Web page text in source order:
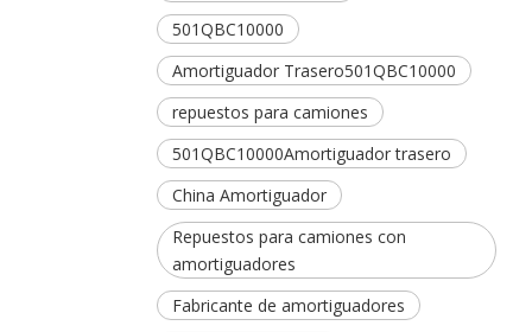
501QBC10000
Amortiguador Trasero501QBC10000
repuestos para camiones
501QBC10000Amortiguador trasero
China Amortiguador
Repuestos para camiones con
amortiguadores
Fabricante de amortiguadores